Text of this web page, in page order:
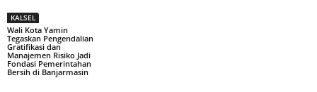
KALSEL
Wali Kota Yamin
Tegaskan Pengendalian
Gratifikasi dan
Manajemen Risiko Jadi
Fondasi Pemerintahan
Bersih di Banjarmasin